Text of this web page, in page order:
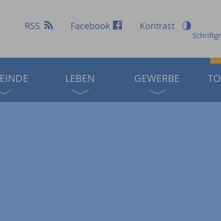
RSS Facebook Kontrast
LEBEN GEWERBE